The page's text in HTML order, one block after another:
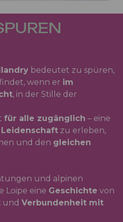
bedeutet zu spüren,
wenn er im
, in der Stille der
für alle zugänglich – eine
zu erleben,
und den gleichen
und alpinen
Loipe eine Geschichte von
und Verbundenheit mit